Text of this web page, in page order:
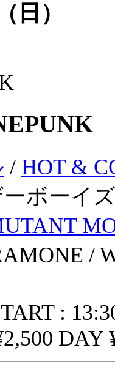
日）
/ HOT &
ボーイ
/
:
DAY